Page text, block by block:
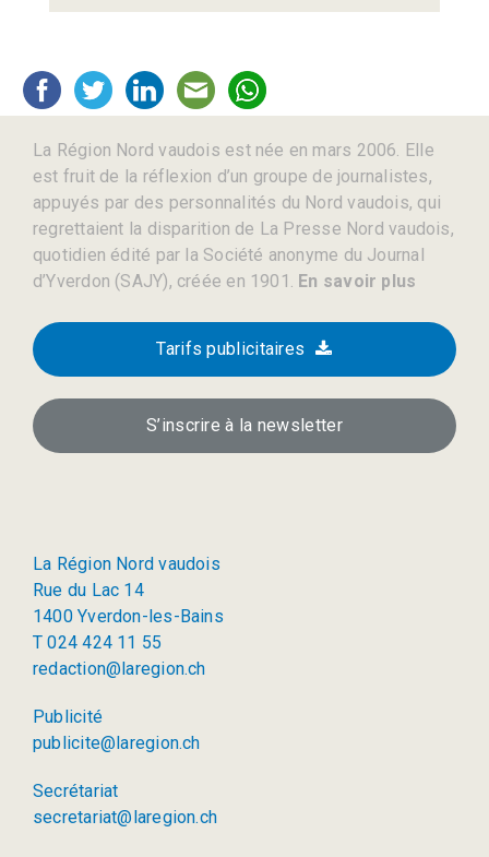
La Région Nord vaudois est née en mars 2006. Elle
est fruit de la réflexion d’un groupe de journalistes,
appuyés par des personnalités du Nord vaudois, qui
regrettaient la disparition de La Presse Nord vaudois,
quotidien édité par la Société anonyme du Journal
d’Yverdon (SAJY), créée en 1901. En savoir plus
Tarifs publicitaires
S’inscrire à la newsletter
La Région Nord vaudois
Rue du Lac 14
1400 Yverdon-les-Bains
T 024 424 11 55
redaction@laregion.ch
Publicité
publicite@laregion.ch
Secrétariat
secretariat@laregion.ch